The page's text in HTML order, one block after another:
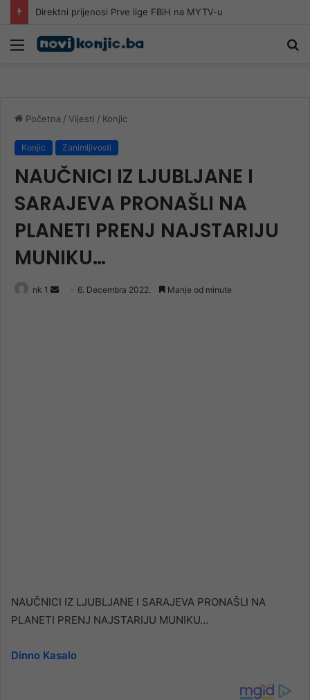
Meni
Početna / Vijesti / Konjic
Konjic Zanimljivosti
NAUČNICI IZ LJUBLJANE I
SARAJEVA PRONAŠLI NA
PLANETI PRENJ NAJSTARIJU
MUNIKU…
nk 1
Send 6. Decembra 2022. Manje od minute
NAUČNICI IZ LJUBLJANE I SARAJEVA PRONAŠLI NA
PLANETI PRENJ NAJSTARIJU MUNIKU…
Dinno Kasalo